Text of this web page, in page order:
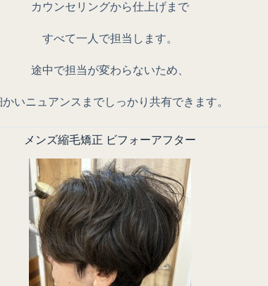
カウンセリングから仕上げまで
すべて一人で担当 します。
途中で担当が変わらないため、
かいニュアンスまでしっかり共有できます。
メンズ縮毛矯正 ビフォーアフター